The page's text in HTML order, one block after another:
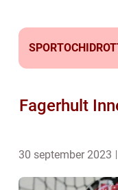
Fagerhult
30 september 2023